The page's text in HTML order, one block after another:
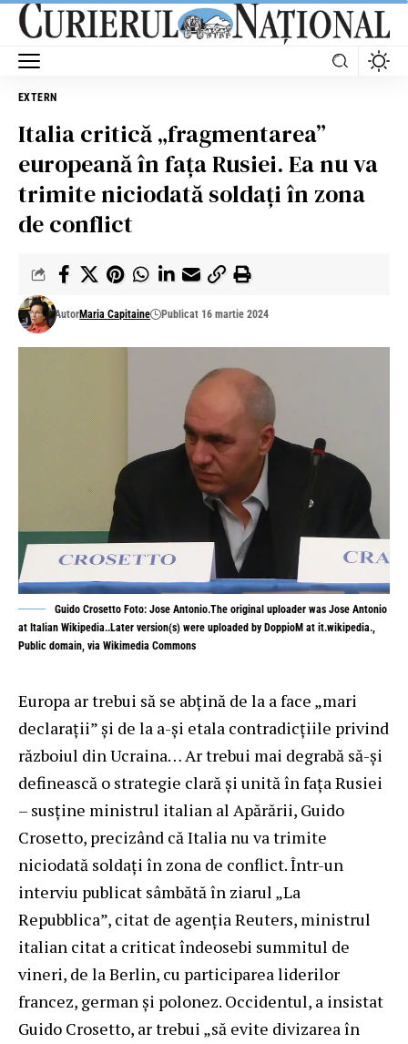
EXTERN
Italia critică „fragmentarea”
europeană în fața Rusiei. Ea nu va
trimite niciodată soldați în zona
de conflict
AutorMaria Capitaine Publicat 16 martie 2024
Guido Crosetto Foto: Jose Antonio.The original uploader was Jose Antonio
at Italian Wikipedia..Later version(s) were uploaded by DoppioM at it.wikipedia.,
Public domain, via Wikimedia Commons
Europa ar trebui să se abțină de la a face „mari
declarații” și de la a-și etala contradicțiile privind
războiul din Ucraina… Ar trebui mai degrabă să-și
definească o strategie clară și unită în fața Rusiei
– susține ministrul italian al Apărării, Guido
Crosetto, precizând că Italia nu va trimite
niciodată soldați în zona de conflict. Într-un
interviu publicat sâmbătă în ziarul „La
Repubblica”, citat de agenția Reuters, ministrul
italian citat a criticat îndeosebi summitul de
vineri, de la Berlin, cu participarea liderilor
francez, german și polonez. Occidentul, a insistat
Guido Crosetto, ar trebui „să evite divizarea în